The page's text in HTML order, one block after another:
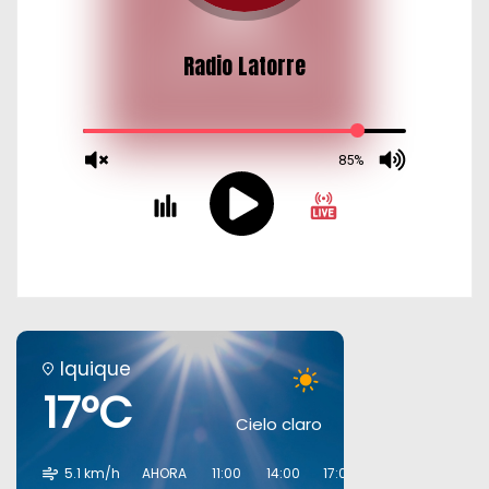
Iquique
17°C Cielo claro
5.1 km/h
AHORA 11:00 14:00 17:00